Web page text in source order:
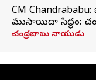
CM Chandrababu:
ముసాయిదా సిద్ధం:
చంద్రబాబు నాయుడు